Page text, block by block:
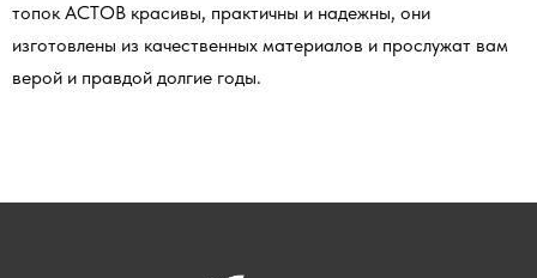
топок АСТОВ красивы, практичны и надежны, они
изготовлены из качественных материалов и прослужат вам
верой и правдой долгие годы.